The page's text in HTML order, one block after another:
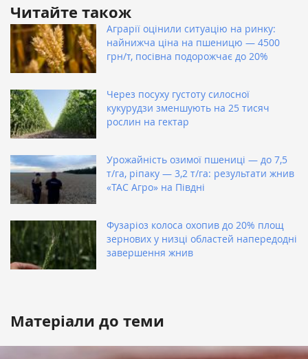
Читайте також
Аграрії оцінили ситуацію на ринку:
найнижча ціна на пшеницю — 4500
грн/т, посівна подорожчає до 20%
Через посуху густоту силосної
кукурудзи зменшують на 25 тисяч
рослин на гектар
Урожайність озимої пшениці — до 7,5
т/га, ріпаку — 3,2 т/га: результати жнив
«ТАС Агро» на Півдні
Фузаріоз колоса охопив до 20% площ
зернових у низці областей напередодні
завершення жнив
Матеріали до теми